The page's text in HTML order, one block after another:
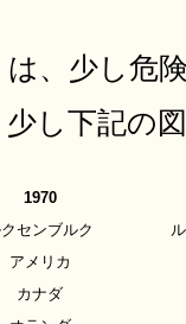
は、少し危
少し下記の
1970
センブルク
アメリカ
カナダ